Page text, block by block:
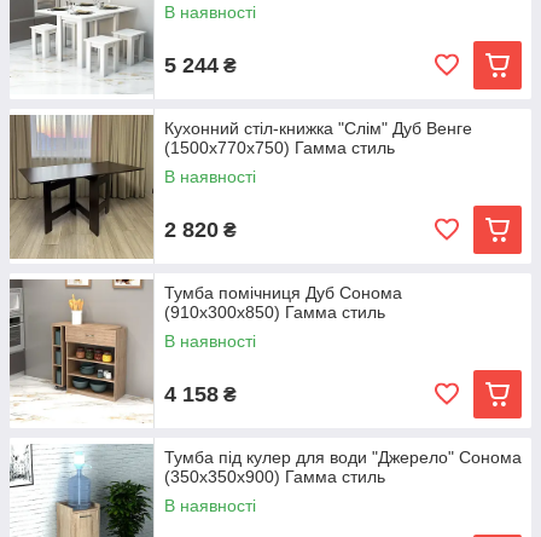
В наявності
5 244 ₴
Кухонний стіл-книжка "Слім" Дуб Венге
(1500x770x750) Гамма стиль
В наявності
2 820 ₴
Тумба помічниця Дуб Сонома
(910x300x850) Гамма стиль
В наявності
4 158 ₴
Тумба під кулер для води "Джерело" Сонома
(350x350x900) Гамма стиль
В наявності